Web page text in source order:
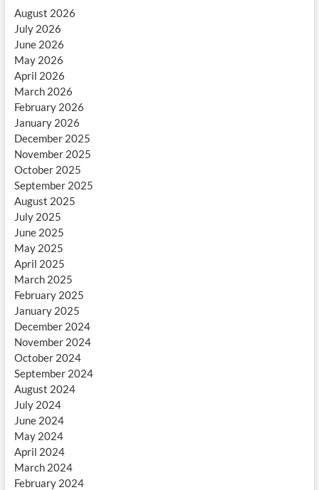
August 2026
July 2026
June 2026
May 2026
April 2026
March 2026
February 2026
January 2026
December 2025
November 2025
October 2025
September 2025
August 2025
July 2025
June 2025
May 2025
April 2025
March 2025
February 2025
January 2025
December 2024
November 2024
October 2024
September 2024
August 2024
July 2024
June 2024
May 2024
April 2024
March 2024
February 2024